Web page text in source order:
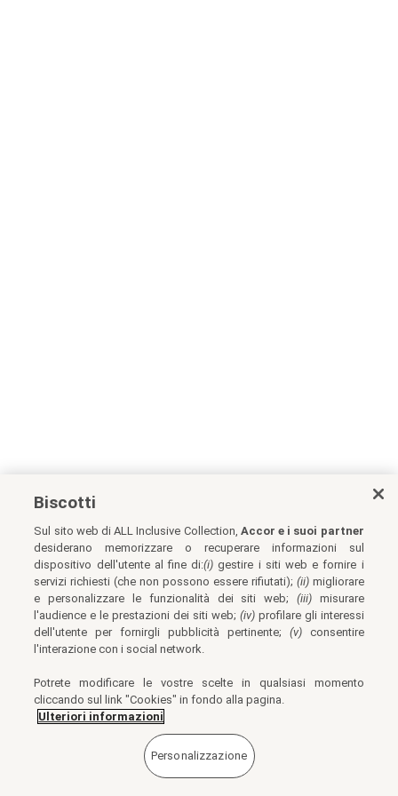
Biscotti
Sul sito web di ALL Inclusive Collection, Accor e i suoi partner
desiderano memorizzare o recuperare informazioni sul
dispositivo dell'utente al fine di:(i) gestire i siti web e fornire i
servizi richiesti (che non possono essere rifiutati); (ii)migliorare
e personalizzare le funzionalità dei siti web; (iii)misurare
l'audience e le prestazioni dei siti web; (iv)profilare gli interessi
dell'utente per fornirgli pubblicità pertinente; (v)consentire
l'interazione con i social network.
Potrete modificare le vostre scelte in qualsiasi momento
cliccando sul link "Cookies" in fondo alla pagina.
Ulteriori informazioni
Personalizzazione